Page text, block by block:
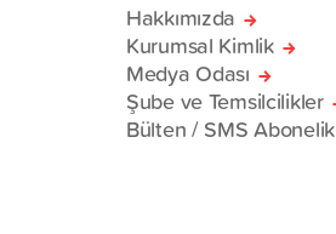
Hakkımızda
Kurumsal Kimlik
Medya Odası
Şube ve Temsilcilikler
Bülten / SMS Abonelik